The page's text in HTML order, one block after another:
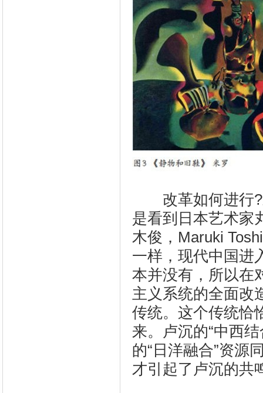
改革如何进行?
是看到日本艺术家
木俊，Maruki
一样，现代中国进
本并没有，所以在
主义系统的全面改
传统。这个传统恰
来。卢沉的“中西
的“日洋融合”资源
才引起了卢沉的共